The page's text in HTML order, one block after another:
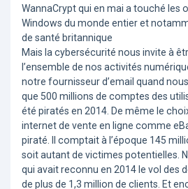
WannaCrypt qui en mai a touché les
Windows du monde entier et
de santé britannique
Mais la cybersécurité nous invite à
l’ensemble de nos activités
notre fournisseur d’email quand
que 500 millions de comptes des
été piratés en 2014. De même le
internet de vente en ligne comme
piraté. Il comptait à l’époque 145
soit autant de victimes potentielles.
qui avait reconnu en 2014 le vol des
de plus de 1,3 million de clients. Et